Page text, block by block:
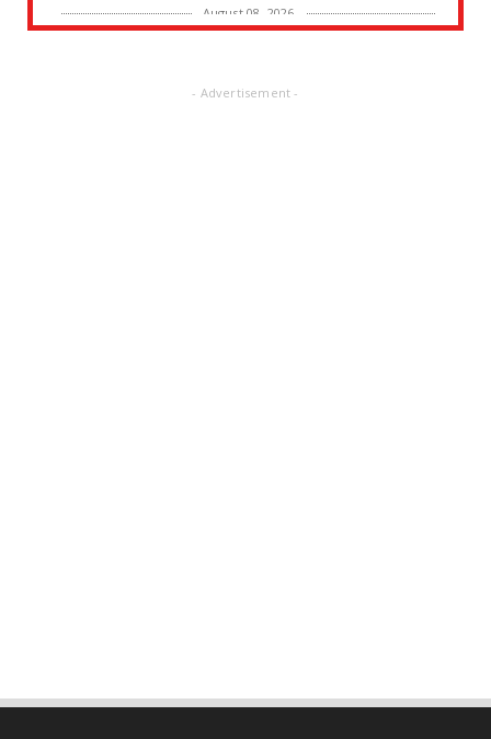
August 08, 2026
নদীর পাড় থেকে এক ব্যক্তির মৃতদেহ উদ্ধারের ঘটনায়
চাঞ্চল্য
হলদিয়া পুরসভার ওয়ার্ড পুনর্বিন্যাসের পরামর্শ মুখ্যমন্ত্রীর,
- Advertisement -